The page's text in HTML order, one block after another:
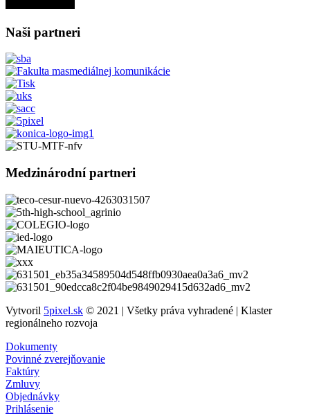
Naši partneri
Medzinárodní partneri
Vytvoril 5pixel.sk © 2021 | Všetky práva vyhradené | Klaster
regionálneho rozvoja
Dokumenty
Povinné zverejňovanie
Faktúry
Zmluvy
Objednávky
Prihlásenie